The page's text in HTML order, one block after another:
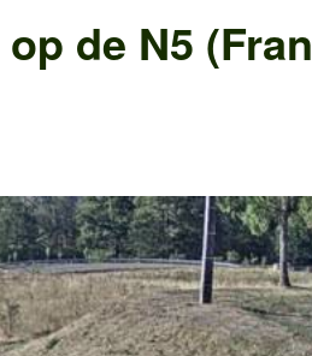
op de N5